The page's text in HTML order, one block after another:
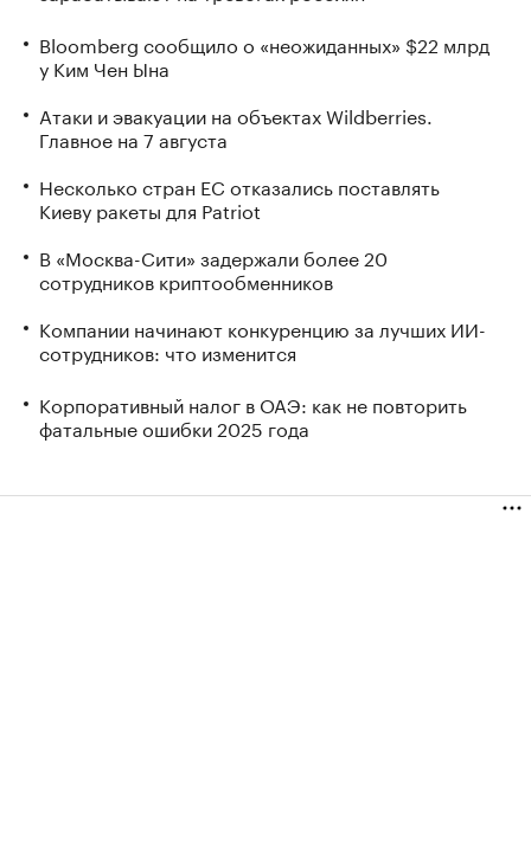
Bloomberg сообщило о «неожиданных» $22 млрд
у Ким Чен Ына
Атаки и эвакуации на объектах Wildberries.
Главное на 7 августа
Несколько стран ЕС отказались поставлять
Киеву ракеты для Patriot
В «Москва-Сити» задержали более 20
сотрудников криптообменников
Компании начинают конкуренцию за лучших ИИ-
сотрудников: что изменится
Корпоративный налог в ОАЭ: как не повторить
фатальные ошибки 2025 года